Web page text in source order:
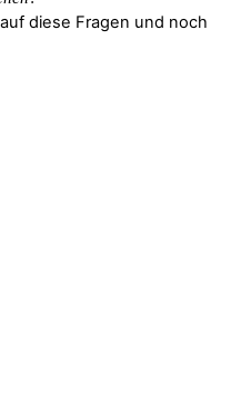
diese Fragen und noch